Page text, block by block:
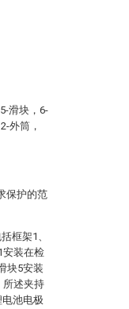
滑块，6-
外筒，
保护的范
框架1、
安装在检
块5安装
所述夹持
池电极